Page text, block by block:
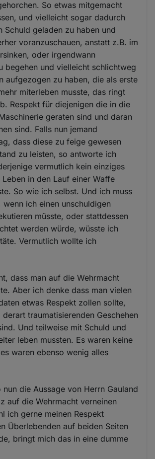
So etwas mitgemacht
und vielleicht sogar dadurch
Schuld geladen zu haben und
voranzuschauen, anstatt z.B. im
oder irgendwann
begehen und vielleicht schlichtweg
aufgezogen zu haben, die als erste
miterleben musste, das ringt
Respekt für diejenigen die in die
geraten sind und daran
sind. Falls nun jemand
dass diese zu feige gewesen
zu leisten, so antworte ich
vermutlich kein einziges
Leben in den Lauf einer Waffe
So wie ich selbst. Und ich muss
wenn ich einen unschuldigen
müsste, oder stattdessen
werden würde, wüsste ich
Vermutlich wollte ich
dass man auf die Wehrmacht
Aber ich denke dass man vielen
etwas Respekt zollen sollte,
derart traumatisierenden Geschehen
Und teilweise mit Schuld und
leben mussten. Es waren keine
waren ebenso wenig alles
nun die Aussage von Herrn Gauland
auf die Wehrmacht verneinen
ich gerne meinen Respekt
Überlebenden auf beiden Seiten
bringt mich das in eine dumme